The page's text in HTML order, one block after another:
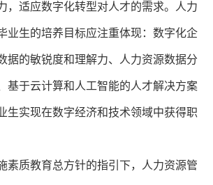
，适应数字化转型对人才的需求。人力
业生的培养目标应注重体现：数字化企
据的敏锐度和理解力、人力资源数据分
基于云计算和人工智能的人才解决方案
生实现在数字经济和技术领域中获得职
素质教育总方针的指引下，人力资源管